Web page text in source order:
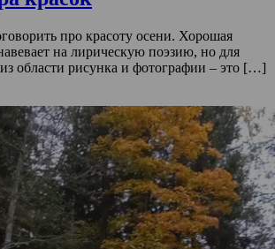
про красоту осени. Хорошая
на лирическую поэзию, но для
области рисунка и фотографии – это […]